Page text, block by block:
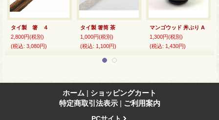
タイ製 箸 ４
2,800円(税別)
(税込: 3,080円)
タイ製 箸筒 茶
1,000円(税別)
(税込: 1,100円)
マンゴウッド 丼ぶり A
1,300円(税別)
(税込: 1,430円)
ホーム | ショッピングカート
特定商取引法表示 | ご利用案内
PCサイト